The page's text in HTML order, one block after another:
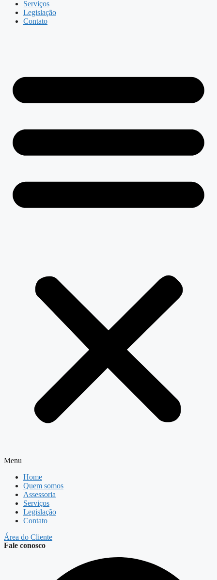
Serviços
Legislação
Contato
Menu
Home
Quem somos
Assessoria
Serviços
Legislação
Contato
Área do Cliente
Fale conosco